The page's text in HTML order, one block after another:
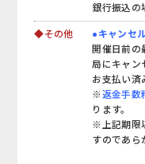
銀行振込の
◆その他
●キャンセ
開催日前
局にキャン
お支払い済
※返金手数
ります。
※上記期限
すのであら